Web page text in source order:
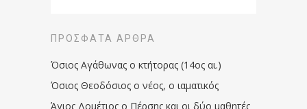
ΠΡΌΣΦΑΤΑ ΆΡΘΡΑ
Όσιος Αγάθωνας ο κτήτορας (14ος αι.)
Όσιος Θεοδόσιος ο νέος, ο ιαματικός
Άγιος Δομέτιος ο Πέρσης και οι δύο μαθητές